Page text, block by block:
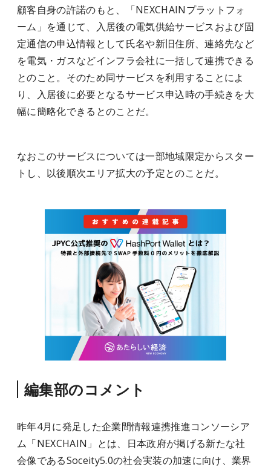
顧客自身の許諾のもと、「NEXCHAINプラットフォ
ーム」を通じて、入居後の電気供給サービスおよび固
定通信の申込情報として氏名や新旧住所、連絡先など
を電気・ガスなどインフラ会社に一括して連携できる
とのこと。そのため同サービスを利用することによ
り、入居後に必要となるサービス申込時の手続きを大
幅に簡略化できるとのことだ。
なおこのサービスについては一部地域限定からスター
トし、以後順次エリア拡大の予定とのことだ。
編集部のコメント
昨年4月に発足した企業間情報連携推進コンソーシア
ム「NEXCHAIN」とは、日本政府が掲げる新たな社
会像であるSoceity5.0の社会実装の加速に向け、業界